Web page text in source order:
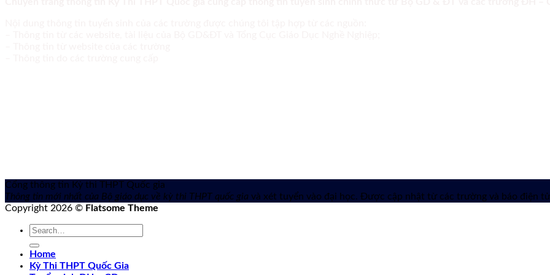
Cổng thông tin Kỳ thi THPT Quốc gia
Thông tin mới nhất của Bộ giáo dục về kỳ thi THPT quốc gia và xét tuyển vào đại học. Được cập nhật từ các trường và báo điện
Copyright 2026 © Flatsome Theme
Home
Kỳ Thi THPT Quốc Gia